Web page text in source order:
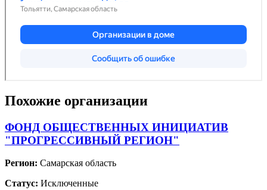
Похожие организации
ФОНД ОБЩЕСТВЕННЫХ ИНИЦИАТИВ
"ПРОГРЕССИВНЫЙ РЕГИОН"
Регион: Самарская область
Статус: Исключенные